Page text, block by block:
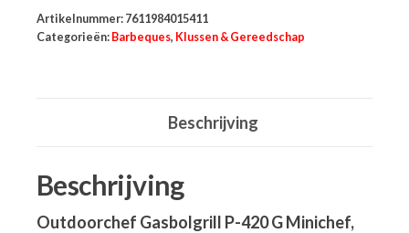
Artikelnummer: 7611984015411
Categorieën: Barbeques, Klussen & Gereedschap
Beschrijving
Beschrijving
Outdoorchef Gasbolgrill P-420 G Minichef,